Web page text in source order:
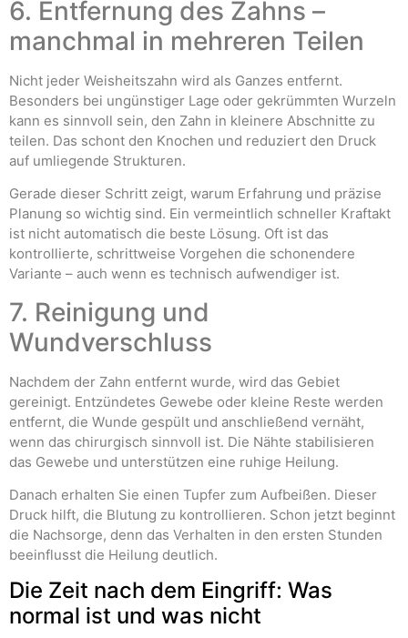
6. Entfernung des Zahns –
manchmal in mehreren Teilen
Nicht jeder Weisheitszahn wird als Ganzes entfernt.
Besonders bei ungünstiger Lage oder gekrümmten Wurzeln
kann es sinnvoll sein, den Zahn in kleinere Abschnitte zu
teilen. Das schont den Knochen und reduziert den Druck
auf umliegende Strukturen.
Gerade dieser Schritt zeigt, warum Erfahrung und präzise
Planung so wichtig sind. Ein vermeintlich schneller Kraftakt
ist nicht automatisch die beste Lösung. Oft ist das
kontrollierte, schrittweise Vorgehen die schonendere
Variante – auch wenn es technisch aufwendiger ist.
7. Reinigung und
Wundverschluss
Nachdem der Zahn entfernt wurde, wird das Gebiet
gereinigt. Entzündetes Gewebe oder kleine Reste werden
entfernt, die Wunde gespült und anschließend vernäht,
wenn das chirurgisch sinnvoll ist. Die Nähte stabilisieren
das Gewebe und unterstützen eine ruhige Heilung.
Danach erhalten Sie einen Tupfer zum Aufbeißen. Dieser
Druck hilft, die Blutung zu kontrollieren. Schon jetzt beginnt
die Nachsorge, denn das Verhalten in den ersten Stunden
beeinflusst die Heilung deutlich.
Die Zeit nach dem Eingriff: Was
normal ist und was nicht